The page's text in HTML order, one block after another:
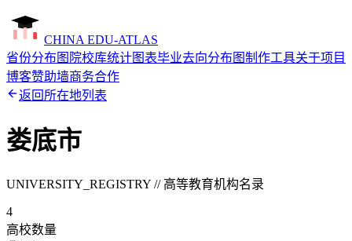
CHINA EDU-ATLAS
省份分布图 院校库统计图表毕业去向分布图制作工具关于项目
博客赞助墙商务合作
返回所在地列表
娄底市
UNIVERSITY_REGISTRY // 高等教育机构名录
4
高校数量